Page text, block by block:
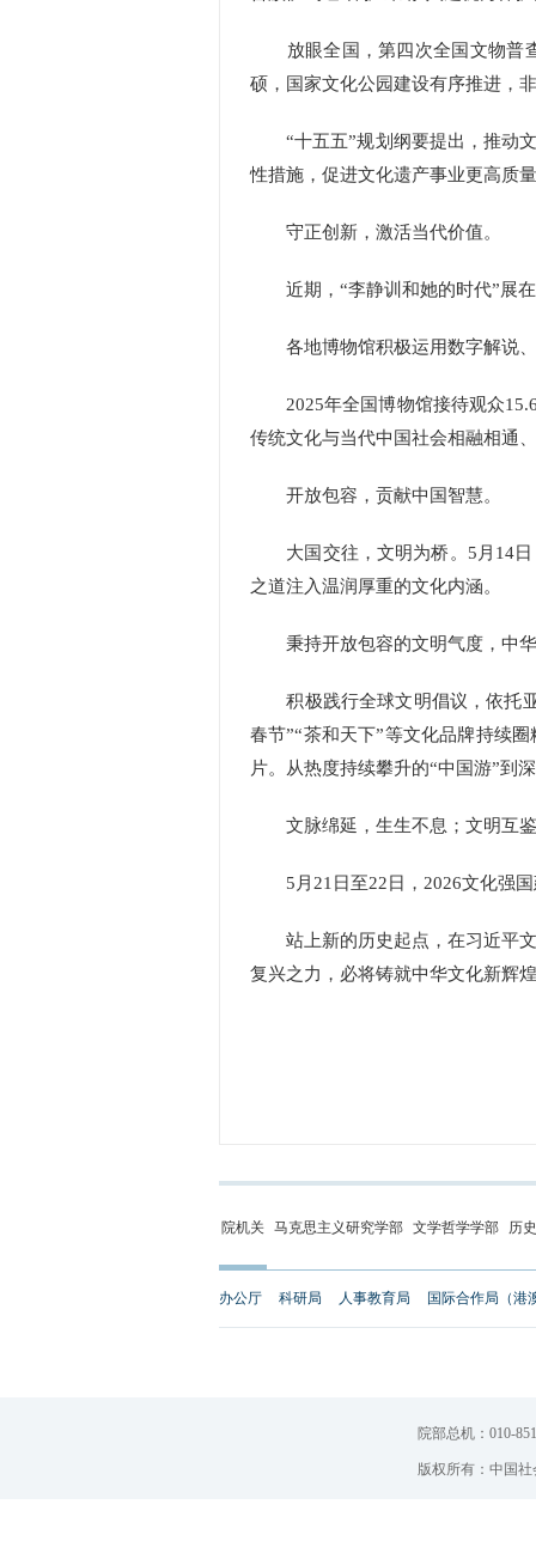
放眼全国，第四次全国文物普查
硕，国家文化公园建设有序推进，
“十五五”规划纲要提出，推动文
性措施，促进文化遗产事业更高质
守正创新，激活当代价值。
近期，“李静训和她的时代”展在
各地博物馆积极运用数字解说、
2025年全国博物馆接待观众15.6
传统文化与当代中国社会相融相通
开放包容，贡献中国智慧。
大国交往，文明为桥。5月14日
之道注入温润厚重的文化内涵。
秉持开放包容的文明气度，中华
积极践行全球文明倡议，依托亚
春节”“茶和天下”等文化品牌持续
片。从热度持续攀升的“中国游”到
文脉绵延，生生不息；文明互鉴
5月21日至22日，2026文化强国
站上新的历史起点，在习近平文
复兴之力，必将铸就中华文化新辉
院机关 马克思主义研究学部 文学哲学学部 历
办公厅 科研局 人事教育局 国际合作局（港
院部总机：010-
版权所有：中国